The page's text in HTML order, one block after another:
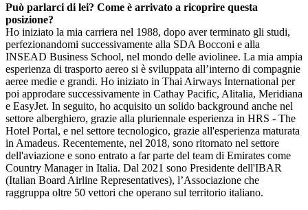
Può parlarci di lei? Come è arrivato a ricoprire questa
posizione?
Ho iniziato la mia carriera nel 1988, dopo aver terminato gli studi,
perfezionandomi successivamente alla SDA Bocconi e alla
INSEAD Business School, nel mondo delle aviolinee. La mia ampia
esperienza di trasporto aereo si è sviluppata all’interno di compagnie
aeree medie e grandi. Ho iniziato in Thai Airways International per
poi approdare successivamente in Cathay Pacific, Alitalia, Meridiana
e EasyJet. In seguito, ho acquisito un solido background anche nel
settore alberghiero, grazie alla pluriennale esperienza in HRS - The
Hotel Portal, e nel settore tecnologico, grazie all'esperienza maturata
in Amadeus. Recentemente, nel 2018, sono ritornato nel settore
dell'aviazione e sono entrato a far parte del team di Emirates come
Country Manager in Italia. Dal 2021 sono Presidente dell'IBAR
(Italian Board Airline Representatives), l’Associazione che
raggruppa oltre 50 vettori che operano sul territorio italiano.